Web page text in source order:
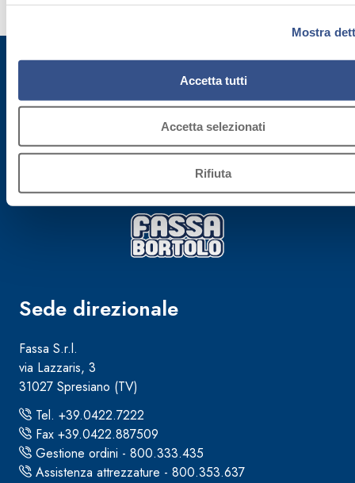
Mostra
Accetta tutti
Accetta selezionati
Rifiuta
Iscriviti alla newsletter
Rimani aggiornato con le ultime novità di Fassa Bortolo
Sede direzionale
Fassa S.r.l.
via Lazzaris, 3
31027 Spresiano (TV)
Tel. +39.0422.7222
Fax +39.0422.887509
Gestione ordini - 800.333.435
Assistenza attrezzature - 800.353.637